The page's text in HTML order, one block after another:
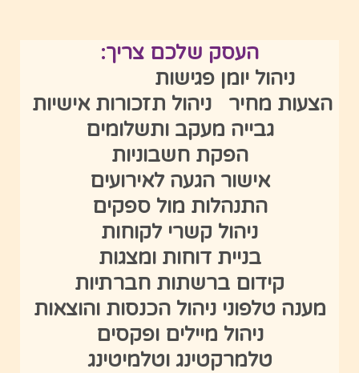
העסק שלכם צריך:
ניהול יומן פגישות
הצעות מחיר ניהול תזכורות אישיות
גבייה מעקב ותשלומים
הפקת חשבוניות
אישור הגעה לאירועים
התנהלות מול ספקים
ניהול קשרי לקוחות
בניית דוחות ומצגות
קידום ברשתות חברתיות
מענה טלפוניניהול הכנסות והוצאות
ניהול מיילים ופקסים
טלמרקטינג וטלמיטינג